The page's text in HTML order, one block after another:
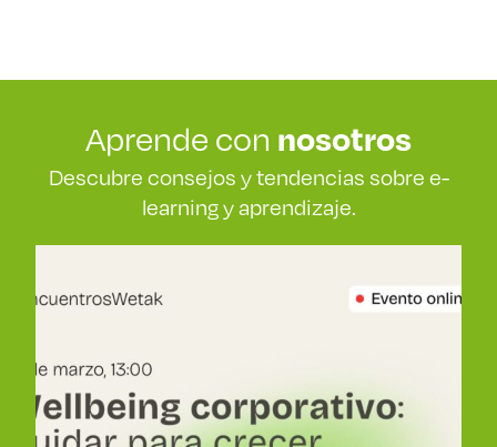
Aprende con nosotros
Descubre consejos y tendencias sobre e-
learning y aprendizaje.